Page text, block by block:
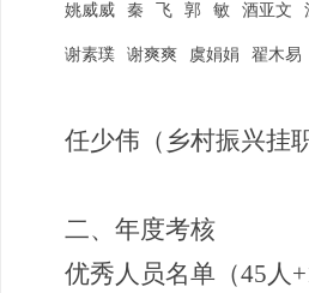
姚威威 秦 飞 郭 敏 酒亚文
谢素璞 谢爽爽 虞娟娟 翟木易
任少伟（乡村振兴挂
二、 年度考核
优秀人员名单（45人